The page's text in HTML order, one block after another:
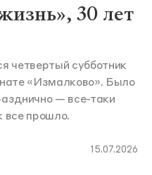
30 лет
четвертый субботник
«Измалково». Было
— все-таки
все прошло.
15.07.2026